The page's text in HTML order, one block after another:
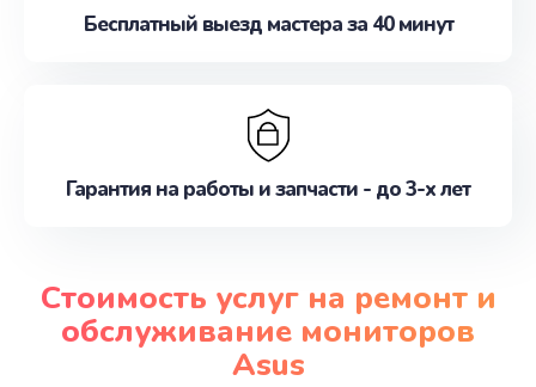
Бесплатный выезд мастера за 40 минут
Гарантия на работы и запчасти - до 3-х лет
Стоимость услуг на ремонт и
обслуживание мониторов
Asus